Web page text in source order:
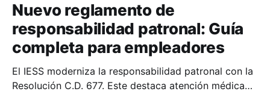
Nuevo reglamento de
responsabilidad patronal: Guía
completa para empleadores
El IESS moderniza la responsabilidad patronal con la
Resolución C.D. 677. Este destaca atención médica